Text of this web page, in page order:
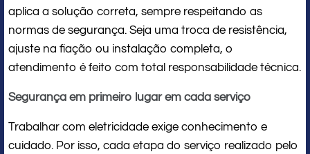
aplica a solução correta, sempre respeitando as
normas de segurança. Seja uma troca de resistência,
ajuste na fiação ou instalação completa, o
atendimento é feito com total responsabilidade técnica.
Segurança em primeiro lugar em cada serviço
Trabalhar com eletricidade exige conhecimento e
cuidado. Por isso, cada etapa do serviço realizado pelo